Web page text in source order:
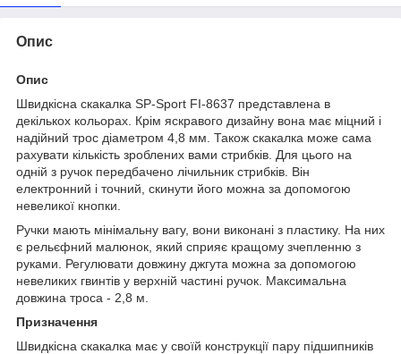
Опис
Опис
Швидкісна скакалка SP-Sport FI-8637 представлена в
декількох кольорах. Крім яскравого дизайну вона має міцний і
надійний трос діаметром 4,8 мм. Також скакалка може сама
рахувати кількість зроблених вами стрибків. Для цього на
одній з ручок передбачено лічильник стрибків. Він
електронний і точний, скинути його можна за допомогою
невеликої кнопки.
Ручки мають мінімальну вагу, вони виконані з пластику. На них
є рельєфний малюнок, який сприяє кращому зчепленню з
руками. Регулювати довжину джгута можна за допомогою
невеликих гвинтів у верхній частині ручок. Максимальна
довжина троса - 2,8 м.
Призначення
Швидкісна скакалка має у своїй конструкції пару підшипників